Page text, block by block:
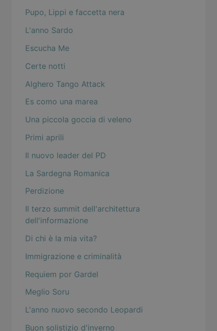
Pupo, Lippi e faccetta nera
L'anno Sardo
Escucha Me
Certe notti
Alghero Tango Attack
Es como una marea
Una piccola goccia di veleno
Primi aprili
Il nuovo leader del PD
La Sardegna Romanica
Perdizione
Il terzo summit dell'architettura
dell'informazione
Di chi è la mia vita?
Immigrazione e criminalità
Requiem por Gardel
Meglio Soru
L'anno nuovo secondo Leopardi
Buon solistizio d'inverno